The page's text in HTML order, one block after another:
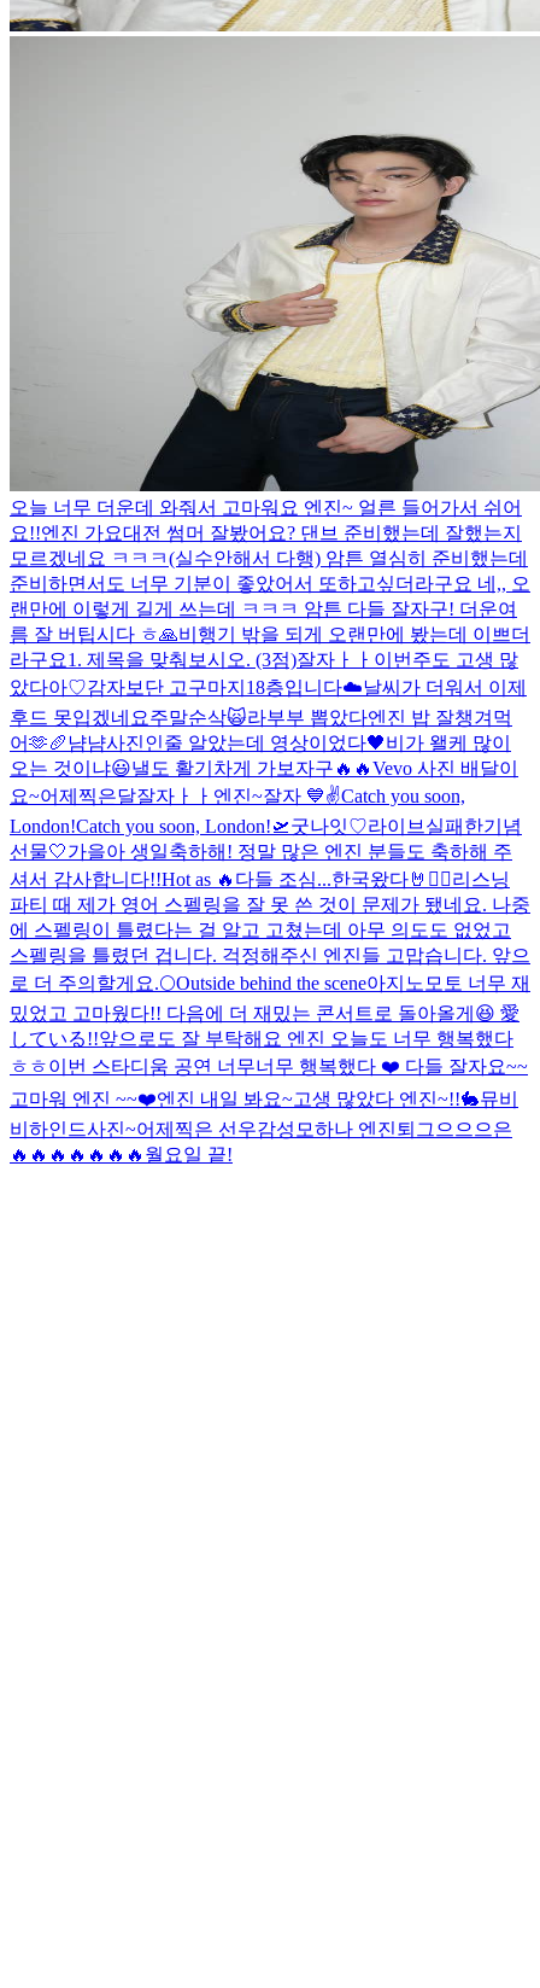
오늘 너무 더운데 와줘서 고마워요 엔진~ 얼른 들어가서 쉬어
요!!엔진 가요대전 썸머 잘봤어요? 댄브 준비했는데 잘했는지
모르겠네요 ㅋㅋㅋ(실수안해서 다행) 암튼 열심히 준비했는데
준비하면서도 너무 기분이 좋았어서 또하고싶더라구요 네,, 오
랜만에 이렇게 길게 쓰는데 ㅋㅋㅋ 암튼 다들 잘자구! 더운여
름 잘 버팁시다 ㅎ🙏비행기 밖을 되게 오랜만에 봤는데 이쁘더
라구요1. 제목을 맞춰보시오. (3점)잘자ㅏㅏ 이번주도 고생 많
았다아♡감자보단 고구마지 18층입니다☁️날씨가 더워서 이제
후드 못입겠네요주말순삭🙀라부부 뽑았다엔진 밥 잘챙겨먹
어🫶🥖냠냠사진인줄 알았는데 영상이었다🖤비가 왤케 많이
오는 것이냐😃낼도 활기차게 가보자구🔥🔥Vevo 사진 배달이
요~어제찍은달잘자ㅏㅏ엔진~잘자 💙✌️Catch you soon,
London!Catch you soon, London!🛫굿나잇♡라이브실패한기념
선물🤍가을아 생일축하해! 정말 많은 엔진 분들도 축하해 주
셔서 감사합니다!!Hot as 🔥 다들 조심...한국왔다🤘❤️‍🔥리스닝
파티 때 제가 영어 스펠링을 잘 못 쓴 것이 문제가 됐네요. 나중
에 스펠링이 틀렸다는 걸 알고 고쳤는데 아무 의도도 없었고
스펠링을 틀렸던 겁니다. 걱정해주신 엔진들 고맙습니다. 앞으
로 더 주의할게요.🌕Outside behind the scene아지노모토 너무 재
밌었고 고마웠다!! 다음에 더 재밌는 콘서트로 돌아올게😆 愛
している!!앞으로도 잘 부탁해요 엔진 오늘도 너무 행복했다
ㅎㅎ이번 스타디움 공연 너무너무 행복했다 ❤️ 다들 잘자요~~
고마워 엔진 ~~❤️엔진 내일 봐요~고생 많았다 엔진~!!🐇뮤비
비하인드사진~어제찍은 선우감성 모하나 엔진퇴그으으으은
🔥🔥🔥🔥🔥🔥🔥 월요일 끝!